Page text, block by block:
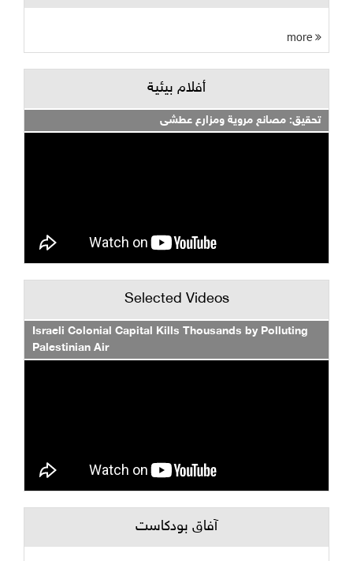
أفلام بيئية
تحقيق: مصانع مروية ومزارع عطشى
Selected Videos
Israeli Colonial Capital Kills Thousands by Polluting
Palestinian Air
آفاق بودكاست